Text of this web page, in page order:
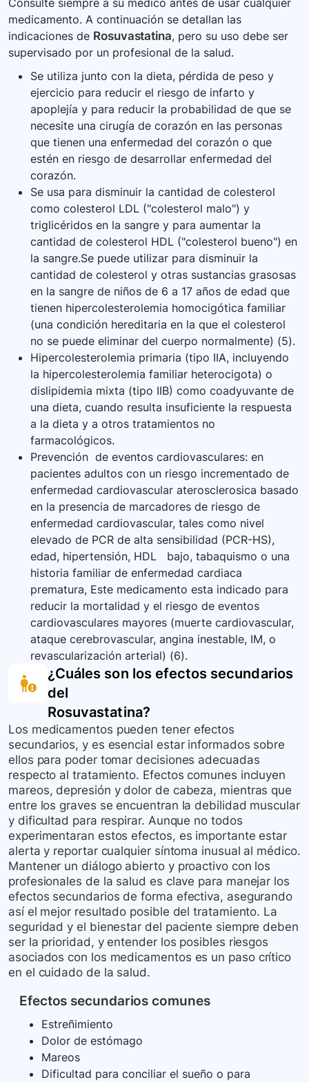
efectos adversos para actuar oportunamente.
Mantenga todas las citas con su médico y
laboratorio para controlar su progreso y ajustar
el tratamiento si es necesario.
Consulte siempre a su médico antes de usar cualquier
medicamento. A continuación se detallan las
indicaciones de Rosuvastatina, pero su uso debe ser
supervisado por un profesional de la salud.
Se utiliza junto con la dieta, pérdida de peso y
ejercicio para reducir el riesgo de infarto y
apoplejía y para reducir la probabilidad de que se
necesite una cirugía de corazón en las personas
que tienen una enfermedad del corazón o que
estén en riesgo de desarrollar enfermedad del
corazón.
Se usa para disminuir la cantidad de colesterol
como colesterol LDL ("colesterol malo") y
triglicéridos en la sangre y para aumentar la
cantidad de colesterol HDL ("colesterol bueno") en
la sangre.Se puede utilizar para disminuir la
cantidad de colesterol y otras sustancias grasosas
en la sangre de niños de 6 a 17 años de edad que
tienen hipercolesterolemia homocigótica familiar
(una condición hereditaria en la que el colesterol
no se puede eliminar del cuerpo normalmente) (5).
Hipercolesterolemia primaria (tipo IIA, incluyendo
la hipercolesterolemia familiar heterocigota) o
dislipidemia mixta (tipo IIB) como coadyuvante de
una dieta, cuando resulta insuficiente la respuesta
a la dieta y a otros tratamientos no
farmacológicos.
Prevención de eventos cardiovasculares: en
pacientes adultos con un riesgo incrementado de
enfermedad cardiovascular aterosclerosica basado
en la presencia de marcadores de riesgo de
enfermedad cardiovascular, tales como nivel
elevado de PCR de alta sensibilidad (PCR-HS),
edad, hipertensión, HDL bajo, tabaquismo o una
historia familiar de enfermedad cardiaca
prematura, Este medicamento esta indicado para
reducir la mortalidad y el riesgo de eventos
cardiovasculares mayores (muerte cardiovascular,
ataque cerebrovascular, angina inestable, IM, o
revascularización arterial) (6).
¿Cuáles son los efectos secundarios
del
Rosuvastatina?
Los medicamentos pueden tener efectos
secundarios, y es esencial estar informados sobre
ellos para poder tomar decisiones adecuadas
respecto al tratamiento. Efectos comunes incluyen
mareos, depresión y dolor de cabeza, mientras que
entre los graves se encuentran la debilidad muscular
y dificultad para respirar. Aunque no todos
experimentaran estos efectos, es importante estar
alerta y reportar cualquier síntoma inusual al médico.
Mantener un diálogo abierto y proactivo con los
profesionales de la salud es clave para manejar los
efectos secundarios de forma efectiva, asegurando
así el mejor resultado posible del tratamiento. La
seguridad y el bienestar del paciente siempre deben
ser la prioridad, y entender los posibles riesgos
asociados con los medicamentos es un paso crítico
en el cuidado de la salud.
Efectos secundarios comunes
Estreñimiento
Dolor de estómago
Mareos
Dificultad para conciliar el sueño o para